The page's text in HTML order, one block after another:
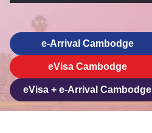
e-Arrival Cambodge
eVisa Cambodge
eVisa + e-Arrival Cambodge